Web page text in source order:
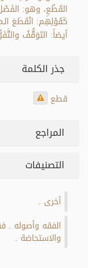
القَطْعِ، وهو:
كَقَوْلِهِم: انْقَطَعَ
أيضاً: التَوَقُّفُ
جذر الكلمة
قطع
المراجع
التصنيفات
أخرى
الفقه وأصوله
والاستحاضة